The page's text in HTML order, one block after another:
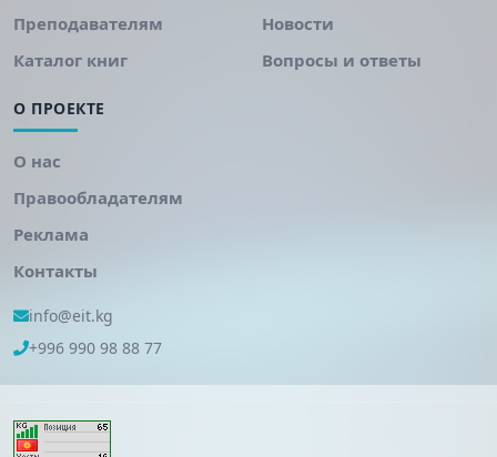
Преподавателям
Каталог книг
Новости
Вопросы и ответы
О ПРОЕКТЕ
О нас
Правообладателям
Реклама
Контакты
info@eit.kg
+996 990 98 88 77